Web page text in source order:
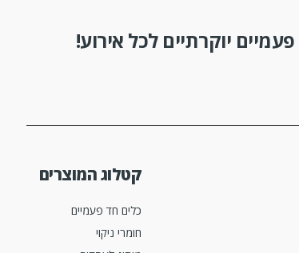
יוקרתיים לכל אירוע!
קטלוג המוצרים
כלים חד פעמיים
חומרי ניקוי